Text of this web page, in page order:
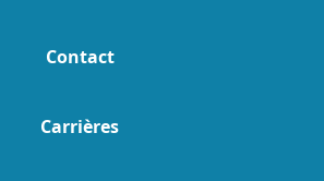
Contact
Carrières